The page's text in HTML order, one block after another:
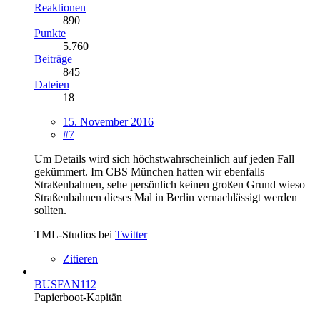
Reaktionen
890
Punkte
5.760
Beiträge
845
Dateien
18
15. November 2016
#7
Um Details wird sich höchstwahrscheinlich auf jeden Fall
gekümmert. Im CBS München hatten wir ebenfalls
Straßenbahnen, sehe persönlich keinen großen Grund wieso
Straßenbahnen dieses Mal in Berlin vernachlässigt werden
sollten.
TML-Studios bei Twitter
Zitieren
BUSFAN112
Papierboot-Kapitän